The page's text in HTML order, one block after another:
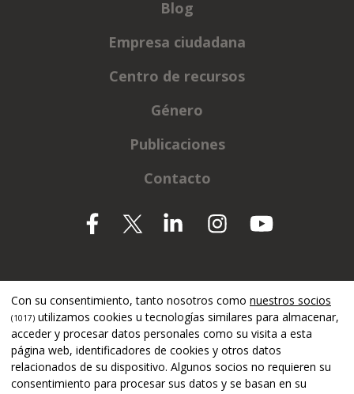
Blog
Empresa ciudadana
Centro de recursos
Género
Publicaciones
Contacto
Con su consentimiento, tanto nosotros como nuestros socios
(1017) utilizamos cookies u tecnologías similares para almacenar,
acceder y procesar datos personales como su visita a esta
página web, identificadores de cookies y otros datos
relacionados de su dispositivo. Algunos socios no requieren su
consentimiento para procesar sus datos y se basan en su